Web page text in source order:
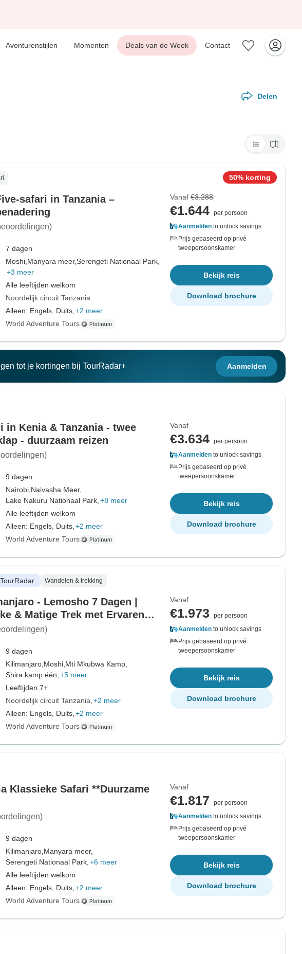
Avonturenstijlen Momenten Deals van de Week Contact
Delen
safari in Tanzania –
7 dagen
Moshi, Manyara meer,Serengeti Nationaal Park,
+3 meer
Alle leeftijden welkom
Noordelijk circuit Tanzania
Alleen: Engels, Duits, +2 meer
World Adventure Tours
50% korting
Vanaf €3.288
€1.644 per persoon
Aanmelden to unlock savings
Prijs gebaseerd op privé
tweepersoonskamer
Bekijk reis
Download brochure
tot je kortingen bij TourRadar+ Aanmelden
in Kenia & Tanzania - twee
- duurzaam reizen
9 dagen
Nairobi, Naivasha Meer,
Lake Nakuru Nationaal Park, +8 meer
Alle leeftijden welkom
Alleen: Engels, Duits, +2 meer
World Adventure Tours
Vanaf
€3.634 per persoon
Aanmelden to unlock savings
Prijs gebaseerd op privé
tweepersoonskamer
Bekijk reis
Download brochure
Wandelen & trekking
- Lemosho 7 Dagen |
& Matige Trek met Ervaren
9 dagen
Kilimanjaro, Moshi, Mti Mkubwa Kamp,
Shira kamp één, +5 meer
Leeftijden 7+
Noordelijk circuit Tanzania +2 meer
Alleen: Engels, Duits, +2 meer
World Adventure Tours
Vanaf
€1.973
per persoon
Aanmelden to unlock savings
Prijs gebaseerd op privé
tweepersoonskamer
Bekijk reis
Download brochure
Klassieke Safari **Duurzame
9 dagen
Kilimanjaro, Manyara meer,
Serengeti Nationaal Park, +6 meer
Alle leeftijden welkom
Alleen: Engels, Duits, +2 meer
World Adventure Tours
Vanaf
€1.817
per persoon
Aanmelden to unlock savings
Prijs gebaseerd op privé
tweepersoonskamer
Bekijk reis
Download brochure